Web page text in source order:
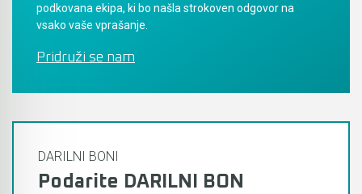
podkovana ekipa, ki bo našla strokoven odgovor na
vsako vaše vprašanje.
Pridruži se nam
DARILNI BONI
Podarite DARILNI BON